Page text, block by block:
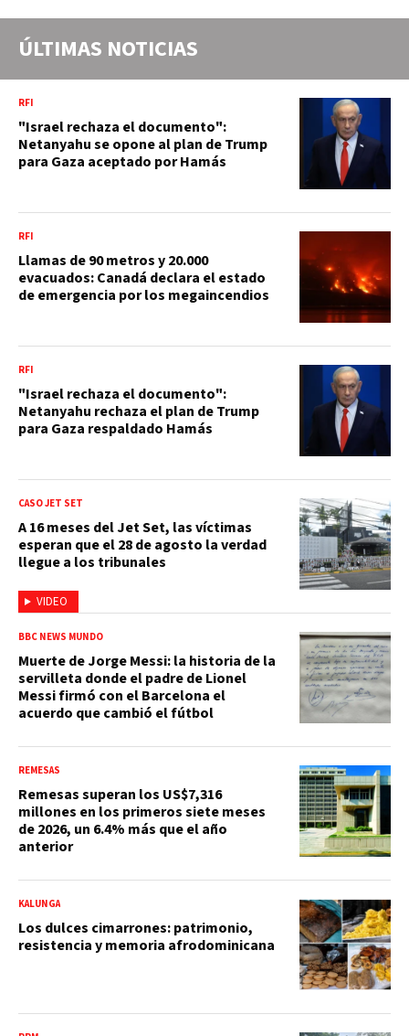
ÚLTIMAS NOTICIAS
RFI
"Israel rechaza el documento":
Netanyahu se opone al plan de Trump
para Gaza aceptado por Hamás
RFI
Llamas de 90 metros y 20.000
evacuados: Canadá declara el estado
de emergencia por los megaincendios
RFI
"Israel rechaza el documento":
Netanyahu rechaza el plan de Trump
para Gaza respaldado Hamás
VIDEO
CASO JET SET
A 16 meses del Jet Set, las víctimas
esperan que el 28 de agosto la verdad
llegue a los tribunales
BBC NEWS MUNDO
Muerte de Jorge Messi: la historia de la
servilleta donde el padre de Lionel
Messi firmó con el Barcelona el
acuerdo que cambió el fútbol
REMESAS
Remesas superan los US$7,316
millones en los primeros siete meses
de 2026, un 6.4% más que el año
anterior
KALUNGA
Los dulces cimarrones: patrimonio,
resistencia y memoria afrodominicana